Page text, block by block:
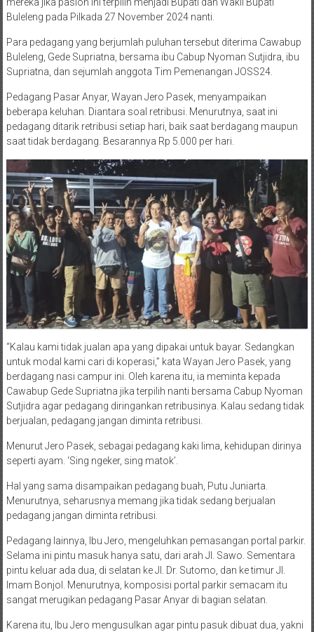
Buleleng pada Pilkada 27 November 2024 nanti.
Para pedagang yang berjumlah puluhan tersebut diterima Cawabup
Buleleng, Gede Supriatna, bersama ibu Cabup Nyoman Sutjidra, ibu
Supriatna, dan sejumlah anggota Tim Pemenangan JOSS24.
Pedagang Pasar Anyar, Wayan Jero Pasek, menyampaikan
beberapa keluhan. Diantara soal retribusi. Menurutnya, saat ini
pedagang ditarik retribusi setiap hari, baik saat berdagang maupun
saat tidak berdagang. Besarannya Rp 5.000 per hari.
“Kalau kami tidak jualan apa yang dipakai untuk bayar. Sedangkan
untuk modal kami cari di koperasi,” kata Wayan Jero Pasek, yang
berdagang nasi campur ini. Oleh karena itu, ia meminta kepada
Cawabup Gede Supriatna jika terpilih nanti bersama Cabup Nyoman
Sutjidra agar pedagang diringankan retribusinya. Kalau sedang tidak
berjualan, pedagang jangan diminta retribusi.
Menurut Jero Pasek, sebagai pedagang kaki lima, kehidupan dirinya
seperti ayam. ‘Sing ngeker, sing matok’.
Hal yang sama disampaikan pedagang buah, Putu Juniarta.
Menurutnya, seharusnya memang jika tidak sedang berjualan
pedagang jangan diminta retribusi.
Pedagang lainnya, Ibu Jero, mengeluhkan pemasangan portal parkir.
Selama ini pintu masuk hanya satu, dari arah Jl. Sawo. Sementara
pintu keluar ada dua, di selatan ke Jl. Dr. Sutomo, dan ke timur Jl.
Imam Bonjol. Menurutnya, komposisi portal parkir semacam itu
sangat merugikan pedagang Pasar Anyar di bagian selatan.
Karena itu, Ibu Jero mengusulkan agar pintu pasuk dibuat dua, yakni